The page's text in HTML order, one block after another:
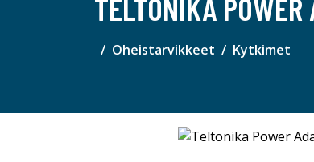
TELTONIKA
Oheistarvikkeet Kytkimet